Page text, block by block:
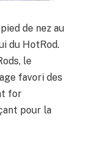
de nez au
du HotRod.
le
favori des
for
pour la